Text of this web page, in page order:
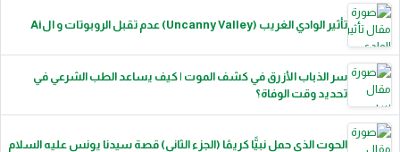
تأثير الوادي الغريب (Uncanny Valley) عدم تقبل الروبوتات و الAi
سر الذباب الأزرق في كشف الموت | كيف يساعد الطب الشرعي في
تحديد وقت الوفاة؟
الحوت الذي حمل نبيًّا كريمًا (الجزء الثاني) قصة سيدنا يونس عليه السلام